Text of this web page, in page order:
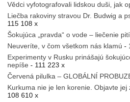
Vědci vyfotografovali lidskou duši, jak
Liečba rakoviny stravou Dr. Budwig a
115 108 x
Šokujúca „pravda“ o vode – liečenie
Neuveríte, v čom všetkom nás klamú -
Experimenty v Rusku prinášajú
nepíše - 111 223 x
Červená pilulka – GLOBÁLNÍ
Kurkuma nie je len korenie. Objavte
108 610 x